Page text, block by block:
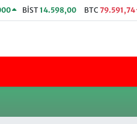
BİST14.598,00 BTC 79.591,74